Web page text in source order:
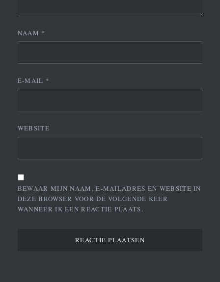
NAAM *
E-MAIL *
WEBSITE
BEWAAR MIJN NAAM, E-MAILADRES EN WEBSITE IN
DEZE BROWSER VOOR DE VOLGENDE KEER
WANNEER IK EEN REACTIE PLAATS.